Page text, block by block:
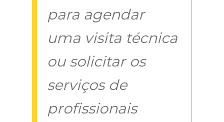
para agendar
uma visita técnica
ou solicitar os
serviços de
profissionais